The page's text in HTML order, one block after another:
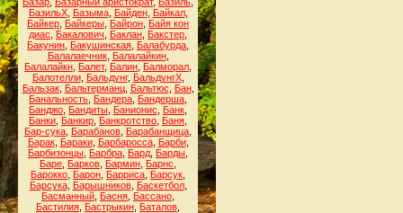
БазильХ, Базыма, Байден, Байкал,
Байкер Байкеры Байрон Байя кон
диас
Бакалович Баклан Бакстер
Бакунин Бакушинская Балабурда
Балалаечник, Балалайкин,
Балалайкн Балет, Балин Балморал
Балотелли, Бальдунг, БальдунгХ,
Бальзак, Бальтерманц, Бальтюс Бан,
Банальность Бандера Бандерша
Банджо Бандиты Банионис Банк
Банки Банкир Банкротство Баня
Бар-сука Барабанов Барабанщица
Барак, Бараки, Барбаросса, Барби,
Барбизонцы Барбра Бард Барды
Баре Барков Бармин Барнс
Барокко Барон Барриса Барсук
Барсука, Барышников, Баскетбол,
Басманный Басня Бассано
Бастилия Бастрыкин Баталов